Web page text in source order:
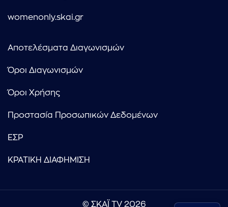
womenonly.skai.gr
Αποτελέσματα Διαγωνισμών
Όροι Διαγωνισμών
Όροι Χρήσης
Προστασία Προσωπικών Δεδομένων
ΕΣΡ
ΚΡΑΤΙΚΗ ΔΙΑΦΗΜΙΣΗ
© ΣΚΑΪ TV 2026